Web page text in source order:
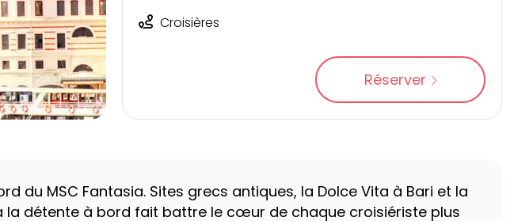
Croisières
Réserver
du MSC Fantasia. Sites grecs antiques, la Dolce Vita à Bari et la
détente à bord fait battre le cœur de chaque croisiériste plus